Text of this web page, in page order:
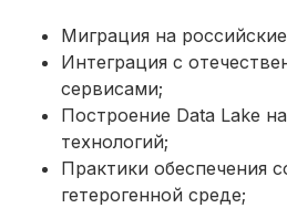
Миграция на
Интеграция с
сервисами;
Построение Data Lake
технологий;
Практики обеспечения
гетерогенной среде;